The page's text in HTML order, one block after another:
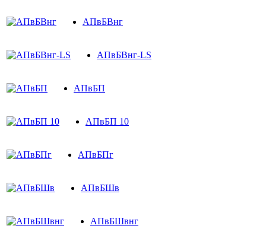
АПвБВнг
АПвБВнг-LS
АПвБП
АПвБП 10
АПвБПг
АПвБШв
АПвБШвнг